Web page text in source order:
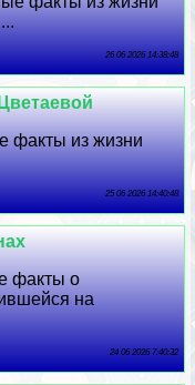
26 06 2026 14:38:48
факты из жизни
25 06 2026 14:40:48
факты о
на
24 06 2026 7:40:32